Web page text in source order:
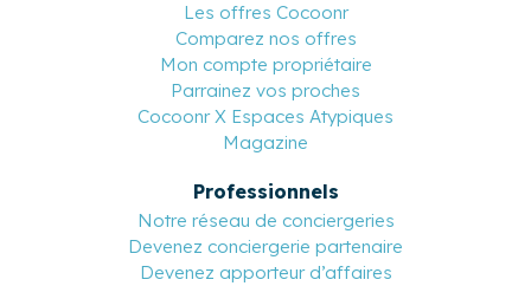
Les offres Cocoonr
Comparez nos offres
Mon compte propriétaire
Parrainez vos proches
Cocoonr X Espaces Atypiques
Magazine
Professionnels
Notre réseau de conciergeries
Devenez conciergerie partenaire
Devenez apporteur d’affaires